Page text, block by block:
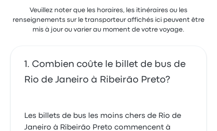
4.0 sur 5 étoiles
Matthieu D.
4 mai 2019
Veuillez noter que les horaires, les itinéraires ou les
renseignements sur le transporteur affichés ici peuvent être
mis à jour ou varier au moment de votre voyage.
Combien coûte le billet de bus de
Rio de Janeiro à Ribeirão Preto?
Les billets de bus les moins chers de Rio de
Janeiro à Ribeirão Preto commencent à